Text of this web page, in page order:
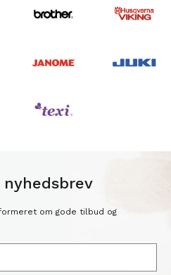
om gode tilbud og